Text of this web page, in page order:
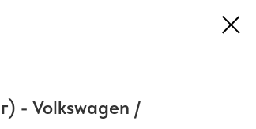
- Volkswagen /